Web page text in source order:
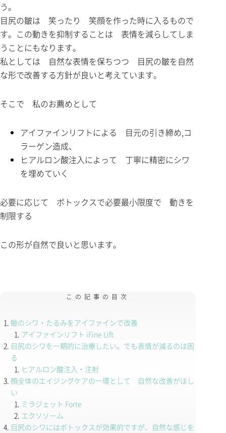
う。
目尻の皺は 笑ったり 笑顔を作った時に入るもので
す。この動きを抑制することは 表情を減らしてしま
うことにもなります。
私としては 自然な表情を保ちつつ 目尻の皺を自然
な形で改善する方針が良いと考えています。
そこで 私のお薦めとして
アイファインリフトによる 目元の引き締め,コ
ラーゲン造成、
ヒアルロン酸注入によって 丁寧に精密にシワ
を埋めていく
必要に応じて ボトックスで必要最小限度で 動きを
制限する
この形が自然で良いと思います。
この記事の目次
瞼のシワ・たるみをアイファインで改善
アイファインリフト iFine Lift
目尻のシワを一期的に治療したい。でも表情が減るのは困
る
ヒアルロン酸注入・注射
顔全体のエイジングケアの一環として 自然な改善がほし
い
ミラジェット Forte
エクソソーム
目尻のシワにはボトックスが効果的ですが、自然な感じを